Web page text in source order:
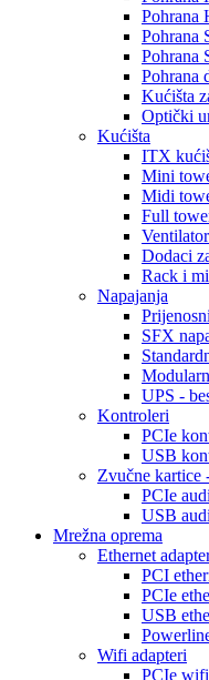
Pohrana
Pohrana
Pohrana
Pohrana
Kućišta
Optički
Kućišta
ITX
Mini
Midi
Full
Dodaci
Rack i
Napajanja
SFX
UPS -
Kontroleri
PCIe
USB
Zvučne kartice
PCIe
USB
Mrežna oprema
Ethernet
PCI
PCIe
USB
Wifi adapteri
PCIe